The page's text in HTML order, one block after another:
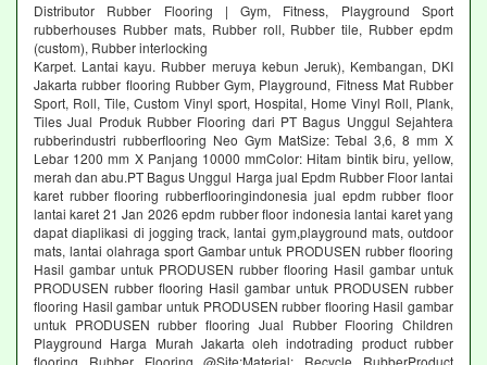
Distributor Rubber Flooring | Gym, Fitness, Playground Sport
rubberhouses Rubber mats, Rubber roll, Rubber tile, Rubber epdm
(custom), Rubber interlocking
Karpet. Lantai kayu. Rubber meruya kebun Jeruk), Kembangan, DKI
Jakarta rubber flooring Rubber Gym, Playground, Fitness Mat Rubber
Sport, Roll, Tile, Custom Vinyl sport, Hospital, Home Vinyl Roll, Plank,
Tiles Jual Produk Rubber Flooring dari PT Bagus Unggul Sejahtera
rubberindustri rubberflooring Neo Gym MatSize: Tebal 3,6, 8 mm X
Lebar 1200 mm X Panjang 10000 mmColor: Hitam bintik biru, yellow,
merah dan abu.PT Bagus Unggul Harga jual Epdm Rubber Floor lantai
karet rubber flooring rubberflooringindonesia jual epdm rubber floor
lantai karet 21 Jan 2026 epdm rubber floor indonesia lantai karet yang
dapat diaplikasi di jogging track, lantai gym,playground mats, outdoor
mats, lantai olahraga sport Gambar untuk PRODUSEN rubber flooring
Hasil gambar untuk PRODUSEN rubber flooring Hasil gambar untuk
PRODUSEN rubber flooring Hasil gambar untuk PRODUSEN rubber
flooring Hasil gambar untuk PRODUSEN rubber flooring Hasil gambar
untuk PRODUSEN rubber flooring Jual Rubber Flooring Children
Playground Harga Murah Jakarta oleh indotrading product rubber